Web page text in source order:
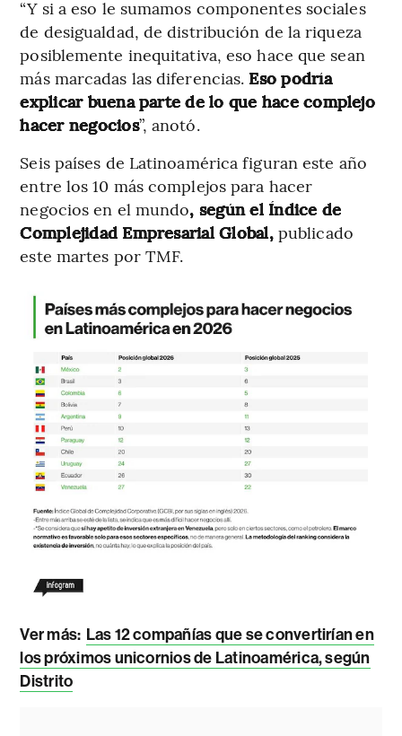
“Y si a eso le sumamos componentes sociales
de desigualdad, de distribución de la riqueza
posiblemente inequitativa, eso hace que sean
más marcadas las diferencias. Eso podría
explicar buena parte de lo que hace complejo
hacer negocios”, anotó.
Seis países de Latinoamérica figuran este año
entre los 10 más complejos para hacer
negocios en el mundo, según el Índice de
Complejidad Empresarial Global,publicado
este martes por TMF.
Ver más: Las 12 compañías que se convertirían en
los próximos unicornios de Latinoamérica, según
Distrito